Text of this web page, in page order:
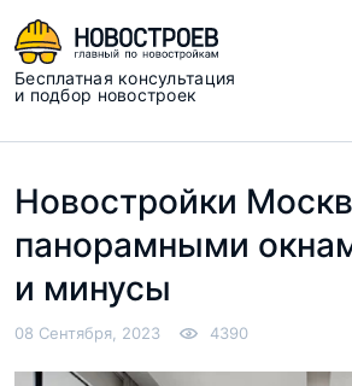
Бесплатная консультация
и подбор новостроек
Новостройки
панорамными
и минусы
08 Сентября, 2023 4390